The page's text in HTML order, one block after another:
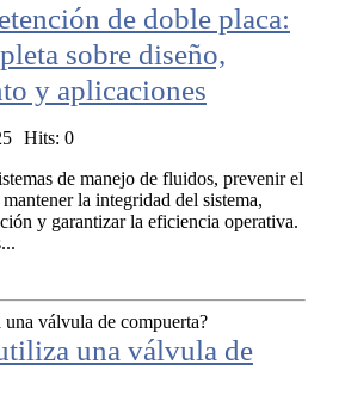
de doble placa:
sobre diseño,
y aplicaciones
Hits: 0
de manejo de fluidos, prevenir el
la integridad del sistema,
y garantizar la eficiencia operativa.
una válvula de